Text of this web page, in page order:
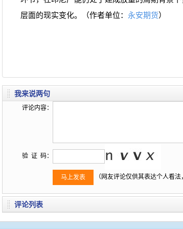
层面的现实变化。（作者单位： 永安期货）
我来说两句
评论内容：
验 证 码：
（网友评论仅供其表达个人看
评论列表